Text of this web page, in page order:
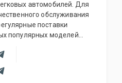
автомобилей. Для
обслуживания
поставки
популярных моделей
большой выбор
постоянно